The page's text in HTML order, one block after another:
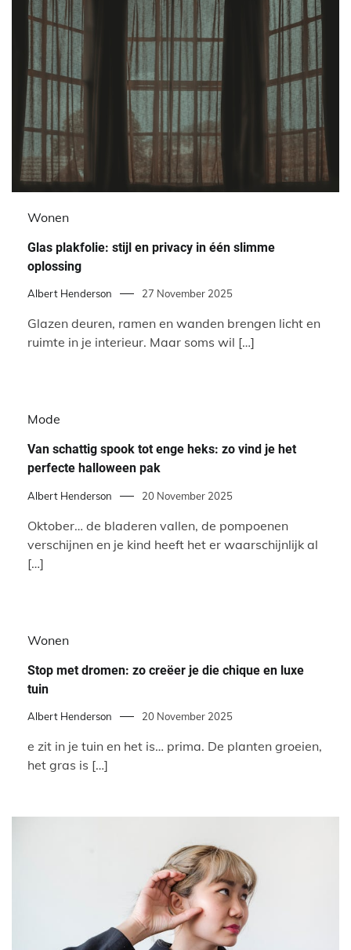
Wonen
Glas plakfolie: stijl en privacy in één slimme
oplossing
Albert Henderson 27 November 2025
Glazen deuren, ramen en wanden brengen licht en
ruimte in je interieur. Maar soms wil […]
Mode
Van schattig spook tot enge heks: zo vind je het
perfecte halloween pak
Albert Henderson 20 November 2025
Oktober… de bladeren vallen, de pompoenen
verschijnen en je kind heeft het er waarschijnlijk al
[…]
Wonen
Stop met dromen: zo creëer je die chique en luxe
tuin
Albert Henderson 20 November 2025
e zit in je tuin en het is… prima. De planten groeien,
het gras is […]